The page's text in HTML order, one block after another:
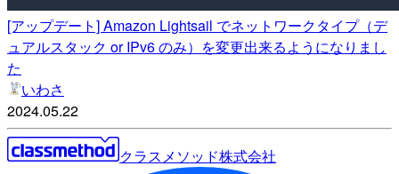
[アップデート] Amazon Lightsail でネットワークタイプ（デ
ュアルスタック or IPv6 のみ）を変更出来るようになりまし
た
いわさ
2024.05.22
クラスメソッド株式会社